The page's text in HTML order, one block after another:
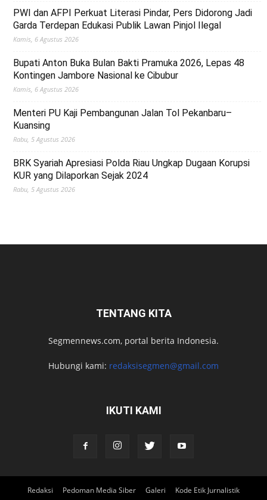
PWI dan AFPI Perkuat Literasi Pindar, Pers Didorong Jadi
Garda Terdepan Edukasi Publik Lawan Pinjol Ilegal
Kamis, 6 Agustus 2026
Bupati Anton Buka Bulan Bakti Pramuka 2026, Lepas 48
Kontingen Jambore Nasional ke Cibubur
Kamis, 6 Agustus 2026
Menteri PU Kaji Pembangunan Jalan Tol Pekanbaru–
Kuansing
Rabu, 5 Agustus 2026
BRK Syariah Apresiasi Polda Riau Ungkap Dugaan Korupsi
KUR yang Dilaporkan Sejak 2024
Rabu, 5 Agustus 2026
TENTANG KITA
Segmennews.com, portal berita Indonesia.
Hubungi kami: redaksisegmen@gmail.com
IKUTI KAMI
Redaksi Pedoman Media Siber Galeri Kode Etik Jurnalistik